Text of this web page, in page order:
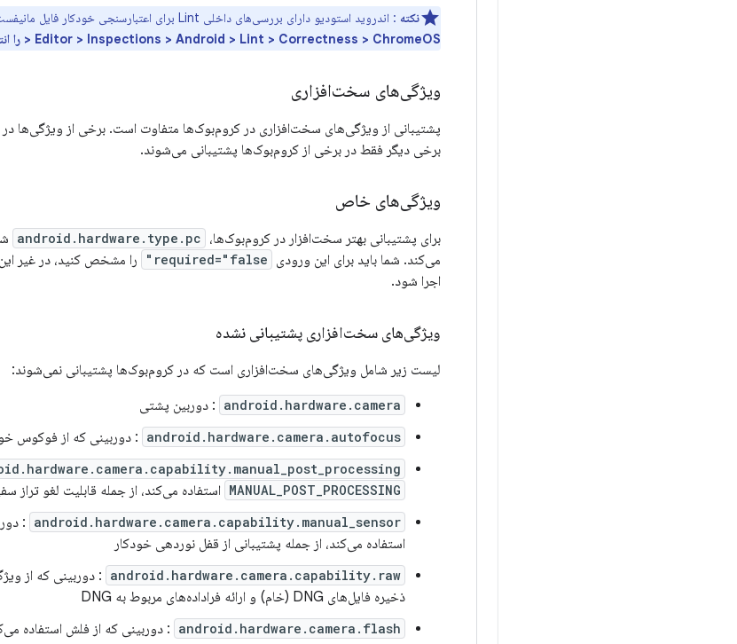
نکته : اندروید استودیو دارای بررسی‌های داخلی Lint برای اعتبارسنجی خودکار فایل مانیفست است. در اندروید استودیو،
> Editor > Inspections > Android > Lint > Correctness > ChromeOS را انتخاب کنید.
ویژگی‌های سخت‌افزاری
پشتیبانی از ویژگی‌های سخت‌افزاری در کروم‌بوک‌ها متفاوت است. برخی از ویژگی‌ها
برخی دیگر فقط در برخی از کروم‌بوک‌ها پشتیبانی می‌شوند.
ویژگی‌های خاص
برای پشتیبانی بهتر سخت‌افزار در کروم‌بوک‌ها، android.hardware.type.pc
می‌کند. شما باید برای این ورودی required="false" را مشخص کنید، در غیر
اجرا شود.
ویژگی‌های سخت‌افزاری پشتیبانی نشده
لیست زیر شامل ویژگی‌های سخت‌افزاری است که در کروم‌بوک‌ها پشتیبانی نمی‌شوند:
android.hardware.camera : دوربین پشتی
android.hardware.camera.autofocus : دوربینی که از فوکوس
MANUAL_POST_PROCESSING استفاده می‌کند، از جمله قابلیت لغو تراز
android.hardware.camera.capability.manual_sensor
:
استفاده می‌کند، از جمله پشتیبانی از قفل نوردهی خودکار
android.hardware.camera.capability.raw : دوربینی که از
ذخیره فایل‌های DNG (خام) و ارائه فراداده‌های مربوط به DNG
android.hardware.camera.flash : دوربینی که از فلش استفاده